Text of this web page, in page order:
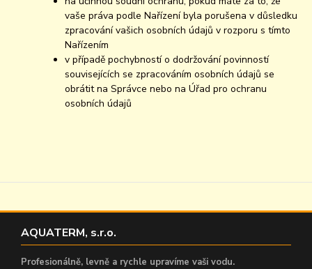
vaše práva podle Nařízení byla porušena v důsledku
zpracování vašich osobních údajů v rozporu s tímto
Nařízením
v případě pochybností o dodržování povinností
souvisejících se zpracováním osobních údajů se
obrátit na Správce nebo na Úřad pro ochranu
osobních údajů
AQUATERM, s.r.o.
Profesionálně, levně a rychle upravíme vaši vodu.